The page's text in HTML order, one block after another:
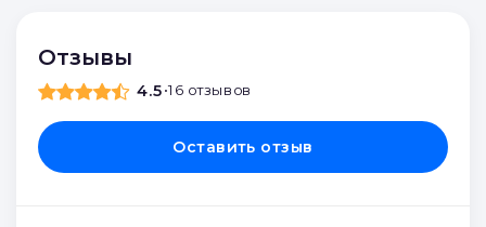
Отзывы
4.5•16 отзывов
Оставить отзыв